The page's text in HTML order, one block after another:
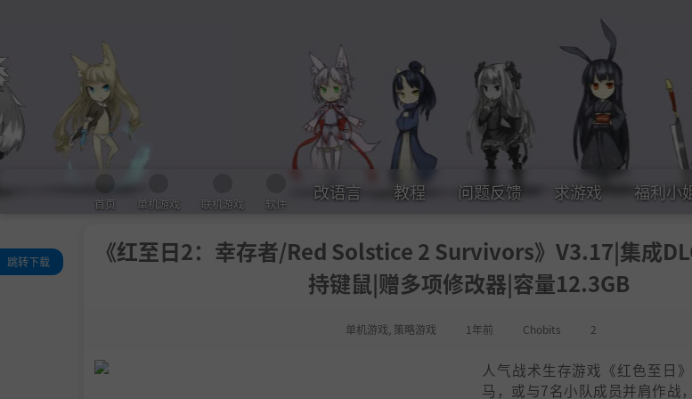
首页 单机游戏 联机游戏 软件
改语言 教程 问题反馈 求游戏 福利小
《红至日2：幸存者/Red Solstice 2 Survivors》V3.17|集成
持键鼠|赠多项修改器|容量12.3GB
单机游戏 策略游戏 1年前 Chobits 2
跳转下载
人气战术生存游戏《红色至日
马，或与7名小队成员并肩作战